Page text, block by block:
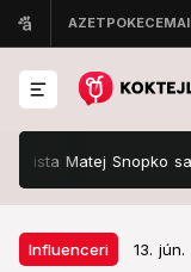
Matej Snopko sa
Influenceri 13.
Influenceri 13.